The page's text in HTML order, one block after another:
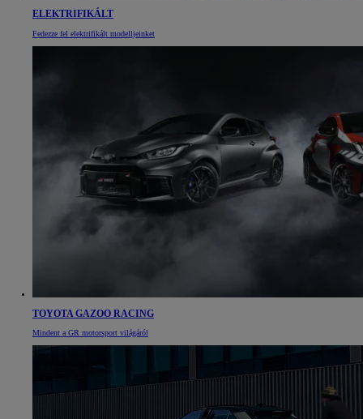
ELEKTRIFIKÁLT
Fedezze fel elektrifikált modelljeinket
TOYOTA GAZOO RACING
Mindent a GR motorsport világáról